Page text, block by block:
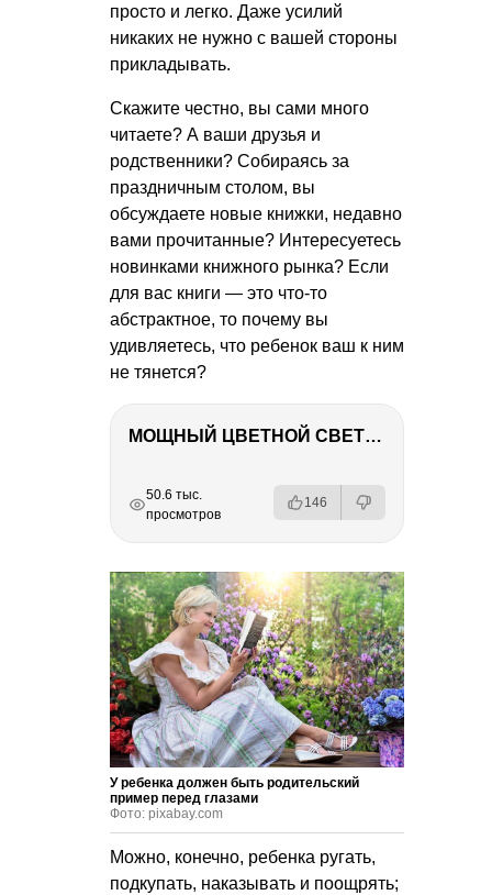
просто и легко. Даже усилий
никаких не нужно с вашей стороны
прикладывать.
Скажите честно, вы сами много
читаете? А ваши друзья и
родственники? Собираясь за
праздничным столом, вы
обсуждаете новые книжки, недавно
вами прочитанные? Интересуетесь
новинками книжного рынка? Если
для вас книги — это что-то
абстрактное, то почему вы
удивляетесь, что ребенок ваш к ним
не тянется?
МОЩНЫЙ ЦВЕТНОЙ СВЕТ – NANLITE FC-500C
РЕКЛАМА
РЕКЛАМА
РЕКЛАМА
РЕКЛАМА
50.6 тыс.
просмотров
146
У ребенка должен быть родительский
пример перед глазами
Фото: pixabay.com
Можно, конечно, ребенка ругать,
подкупать, наказывать и поощрять;